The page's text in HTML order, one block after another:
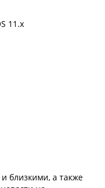
11.x
близкими, а также